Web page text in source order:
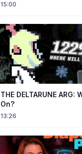
15:00
THE DELTARUNE ARG:
On?
13:26